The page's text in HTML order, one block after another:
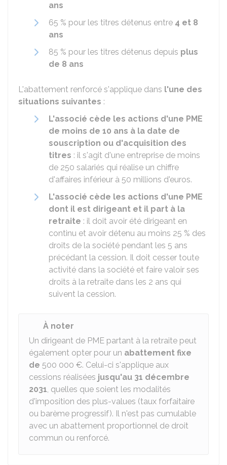
ans
65 % pour les titres détenus entre 4 et 8
ans
85 % pour les titres détenus depuis plus
de 8 ans
L'abattement renforcé s'applique dans l'une des
situations suivantes :
L'associé cède les actions d'une PME
de moins de 10 ans à la date de
souscription ou d'acquisition des
titres : il s'agit d'une entreprise de moins
de 250 salariés qui réalise un chiffre
d'affaires inférieur à 50 millions d'euros.
L'associé cède les actions d'une PME
dont il est dirigeant et il part à la
retraite : il doit avoir été dirigeant en
continu et avoir détenu au moins 25 % des
droits de la société pendant les 5 ans
précédant la cession. Il doit cesser toute
activité dans la société et faire valoir ses
droits à la retraite dans les 2 ans qui
suivent la cession.
À noter
Un dirigeant de PME partant à la retraite peut
également opter pour un abattement fixe
de 500 000 €. Celui-ci s'applique aux
cessions réalisées jusqu'au 31 décembre
2031, quelles que soient les modalités
d'imposition des plus-values (taux forfaitaire
ou barème progressif). Il n'est pas cumulable
avec un abattement proportionnel de droit
commun ou renforcé.